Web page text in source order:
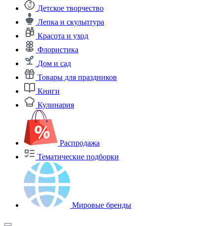
Детское творчество
Лепка и скульптура
Красота и уход
Флористика
Дом и сад
Товары для праздников
Книги
Кулинария
Распродажа
Тематические подборки
Мировые бренды